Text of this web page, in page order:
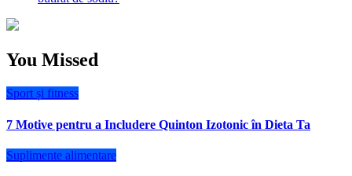
You Missed
Sport și fitness
7 Motive pentru a Includere Quinton Izotonic în Dieta Ta
Suplimente alimentare